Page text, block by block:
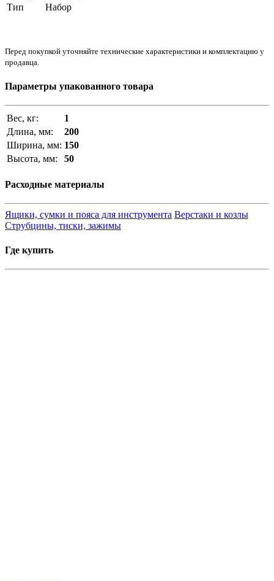
Тип
Набор
Перед покупкой уточняйте технические характеристики и комплектацию у
продавца.
Параметры упакованного товара
Вес, кг:
1
Длина, мм:
200
Ширина, мм: 150
Высота, мм:
50
Расходные материалы
Ящики, сумки и пояса для инструмента Верстаки и козлы
Струбцины, тиски, зажимы
Где купить